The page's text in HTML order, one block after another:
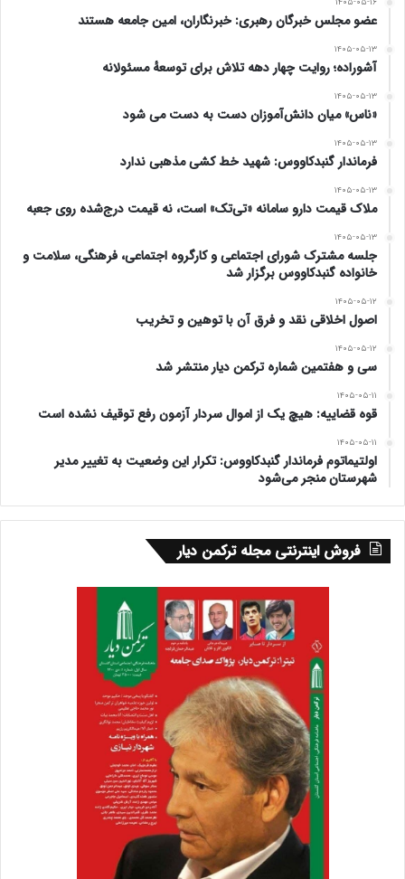
عضو مجلس خبرگان رهبری: خبرنگاران، امین جامعه هستند
۱۴۰۵-۰۵-۱۳
آشوراده؛ روایت چهار دهه تلاش برای توسعهٔ مسئولانه
۱۴۰۵-۰۵-۱۳
«ناس» میان دانش‌آموزان دست به دست می شود
۱۴۰۵-۰۵-۱۳
فرماندار گنبدکاووس: شهید خط کشی مذهبی ندارد
۱۴۰۵-۰۵-۱۳
ملاک قیمت دارو سامانه «تی‌تک» است، نه قیمت درج‌شده روی جعبه
۱۴۰۵-۰۵-۱۳
جلسه مشترک شورای اجتماعی و کارگروه اجتماعی، فرهنگی، سلامت و
خانواده گنبدکاووس برگزار شد
۱۴۰۵-۰۵-۱۲
اصول اخلاقی نقد و فرق آن با توهین و تخریب
۱۴۰۵-۰۵-۱۲
سی و هفتمین شماره ترکمن دیار منتشر شد
۱۴۰۵-۰۵-۱۱
قوه قضاییه: هیچ یک از اموال سردار آزمون رفع توقیف نشده است
۱۴۰۵-۰۵-۱۱
اولتیماتوم فرماندار گنبدکاووس: تکرار این وضعیت به تغییر مدیر
شهرستان منجر می‌شود
فروش اینترنتی مجله ترکمن دیار